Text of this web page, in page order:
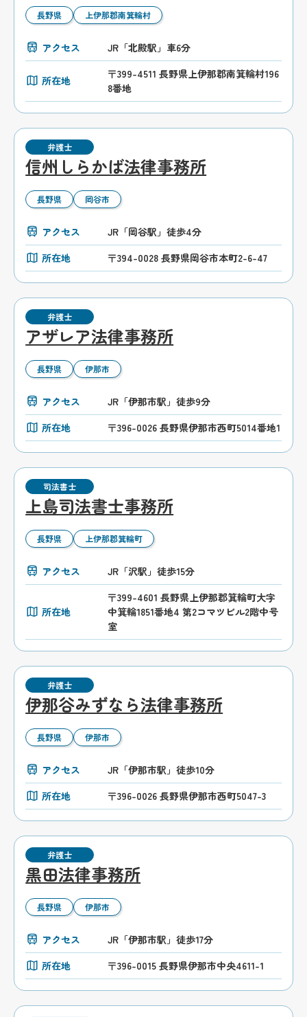
長野県 上伊那郡南箕輪村
アクセス JR「北殿駅」車6分
所在地
〒399-4511 長野県上伊那郡南箕輪村196
8番地
弁護士
信州しらかば法律事務所
長野県 岡谷市
アクセス
JR「岡谷駅」徒歩4分
所在地
〒394-0028 長野県岡谷市本町2-6-47
弁護士
アザレア法律事務所
長野県 伊那市
アクセス
JR「伊那市駅」徒歩9分
所在地
〒396-0026 長野県伊那市西町5014番地1
司法書士
上島司法書士事務所
長野県 上伊那郡箕輪町
アクセス JR「沢駅」徒歩15分
所在地
〒399-4601 長野県上伊那郡箕輪町大字
中箕輪1851番地4 第2コマツビル2階中号
室
弁護士
伊那谷みずなら法律事務所
長野県 伊那市
アクセス
JR「伊那市駅」徒歩10分
所在地
〒396-0026 長野県伊那市西町5047-3
弁護士
黒田法律事務所
長野県 伊那市
アクセス
JR「伊那市駅」徒歩17分
所在地
〒396-0015 長野県伊那市中央4611-1